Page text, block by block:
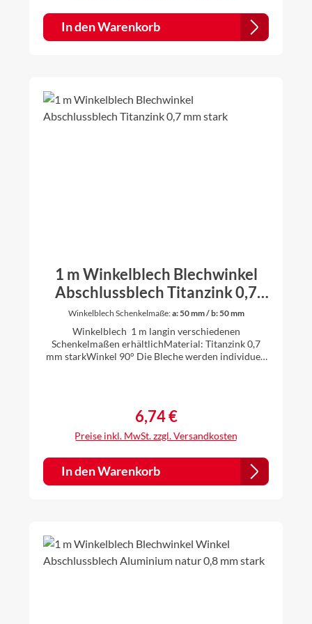
anzufertigen. Einfach vor dem Kauf anfragen.
In den Warenkorb
1 m Winkelblech Blechwinkel
Abschlussblech Titanzink 0,7
mm stark
Winkelblech Schenkelmaße:a: 50 mm / b: 50 mm
Winkelblech 1 m langin verschiedenen
Schenkelmaßen erhältlichMaterial: Titanzink 0,7
mm starkWinkel 90° Die Bleche werden individuell
Regulärer Preis:
6,74 €
Preise inkl. MwSt. zzgl. Versandkosten
In den Warenkorb